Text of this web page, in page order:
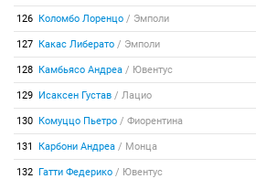
126 Коломбо Лоренцо / Эмполи
127 Какас Либерато / Эмполи
128 Камбьясо Андреа / Ювентус
129 Исаксен Густав / Лацио
130 Комуццо Пьетро / Фиорентина
131 Карбони Андреа / Монца
132 Гатти Федерико / Ювентус